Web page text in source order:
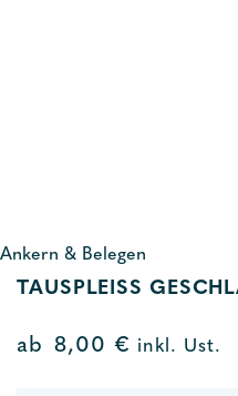
Ankern & Belegen
TAUSPLEISS
ab 8,00 € inkl. Ust.